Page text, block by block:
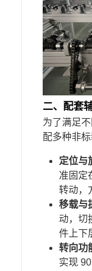
二、 配套
为了满足
配多种非
定位与
准固定
转动，
移载与
动，切
件上下
转向功
实现